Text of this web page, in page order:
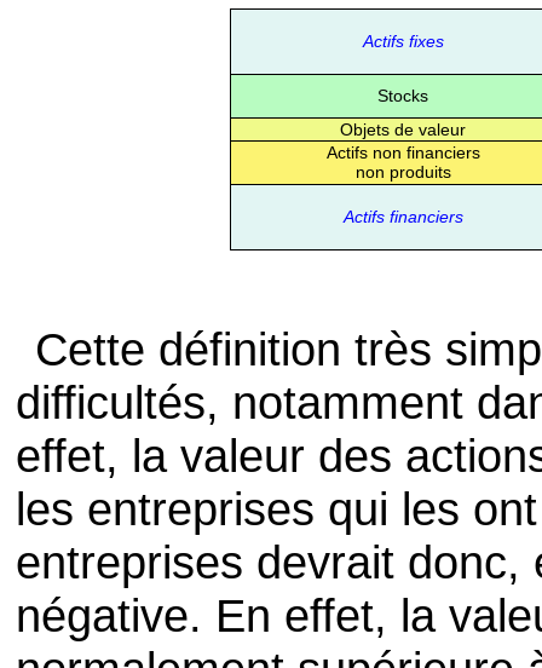
Actifs fixes
Stocks
Objets de valeur
Actifs non financiers
non produits
Actifs financiers
Cette définition très
difficultés, notamment
effet, la valeur des
les entreprises qui les
entreprises devrait
négative. En effet, la